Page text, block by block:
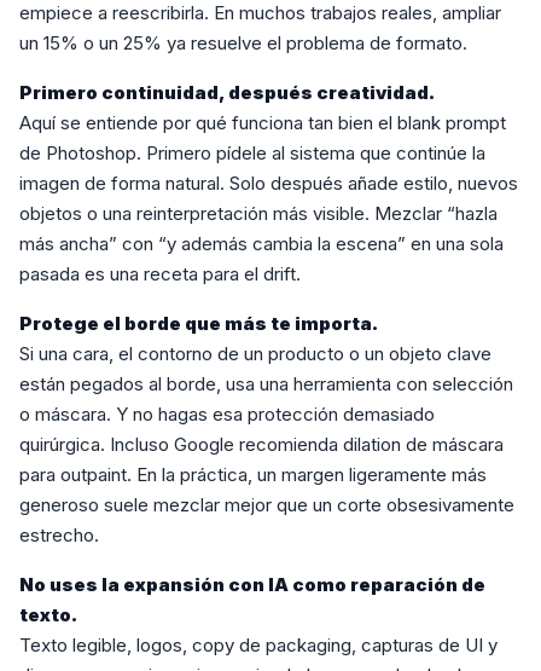
empiece a reescribirla. En muchos trabajos reales, ampliar
un 15% o un 25% ya resuelve el problema de formato.
Primero continuidad, después creatividad.
Aquí se entiende por qué funciona tan bien el blank prompt
de Photoshop. Primero pídele al sistema que continúe la
imagen de forma natural. Solo después añade estilo, nuevos
objetos o una reinterpretación más visible. Mezclar “hazla
más ancha” con “y además cambia la escena” en una sola
pasada es una receta para el drift.
Protege el borde que más te importa.
Si una cara, el contorno de un producto o un objeto clave
están pegados al borde, usa una herramienta con selección
o máscara. Y no hagas esa protección demasiado
quirúrgica. Incluso Google recomienda dilation de máscara
para outpaint. En la práctica, un margen ligeramente más
generoso suele mezclar mejor que un corte obsesivamente
estrecho.
No uses la expansión con IA como reparación de
texto.
Texto legible, logos, copy de packaging, capturas de UI y